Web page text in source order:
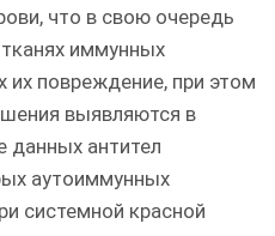
что в свою очередь
иммунных
повреждение, при этом
выявляются в
данных антител
аутоиммунных
системной красной